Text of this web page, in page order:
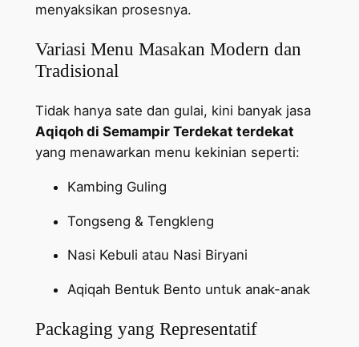
menyaksikan prosesnya.
Variasi Menu Masakan Modern dan
Tradisional
Tidak hanya sate dan gulai, kini banyak jasa
Aqiqoh di Semampir Terdekat terdekat
yang menawarkan menu kekinian seperti:
Kambing Guling
Tongseng & Tengkleng
Nasi Kebuli atau Nasi Biryani
Aqiqah Bentuk Bento untuk anak-anak
Packaging yang Representatif